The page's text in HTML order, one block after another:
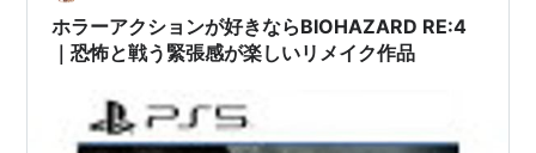
ホラーアクションが好きならBIOHAZARD RE:4
｜恐怖と戦う緊張感が楽しいリメイク作品